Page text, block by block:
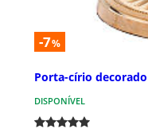
-7%
Porta-círio
DISPONÍVEL